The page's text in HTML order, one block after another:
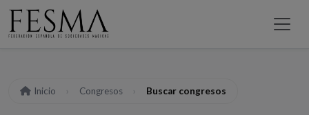
Inicio Congresos Buscar congresos